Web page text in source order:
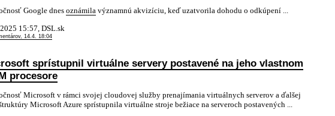
Google dnes oznámila významnú akvizíciu, keď uzatvorila dohodu o odkúpení ...
15:57, DSL.sk
14.4. 18:04
sprístupnil virtuálne servery postavené na jeho vlastnom
procesore
Microsoft v rámci svojej cloudovej služby prenajímania virtuálnych serverov a ďalšej
Microsoft Azure sprístupnila virtuálne stroje bežiace na serveroch postavených ...